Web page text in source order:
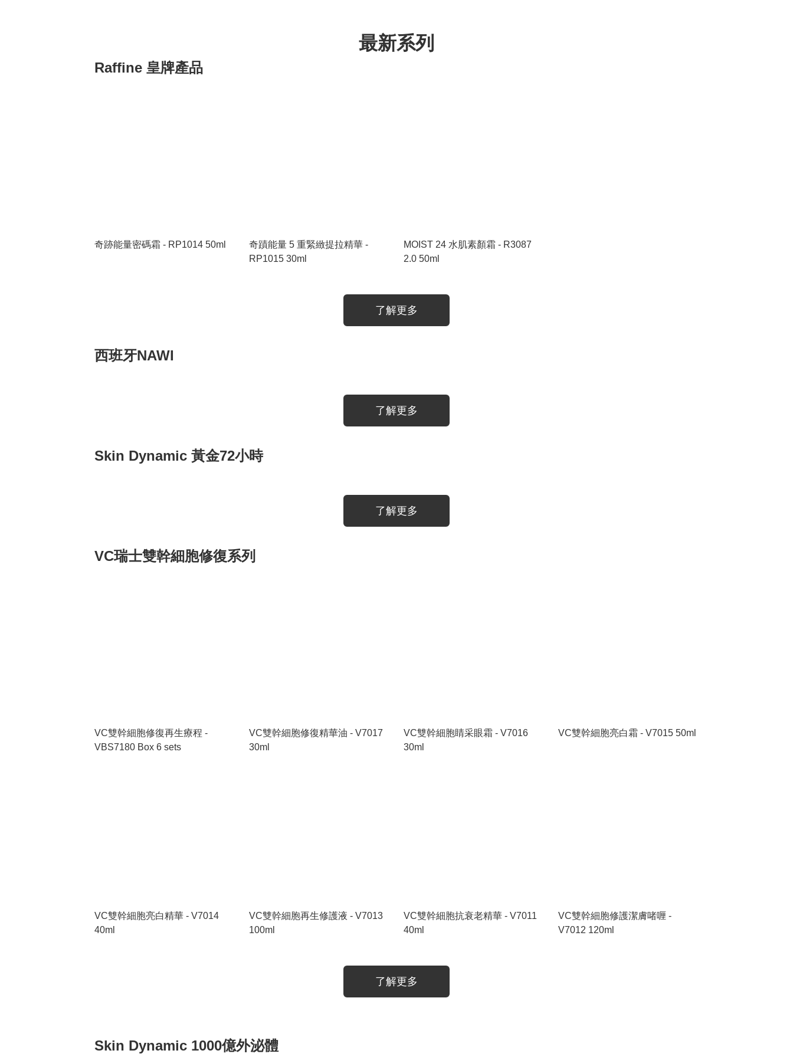
最新系列
Raffine 皇牌產品
奇跡能量密碼霜 - RP1014 50ml
奇蹟能量 5 重緊緻提拉精華 -
RP1015 30ml
MOIST 24 水肌素顏霜 - R3087
2.0 50ml
了解更多
西班牙NAWI
了解更多
Skin Dynamic 黃金72小時
了解更多
VC瑞士雙幹細胞修復系列
VC雙幹細胞修復再生療程 -
VBS7180 Box 6 sets
VC雙幹細胞修復精華油 - V7017
30ml
VC雙幹細胞睛采眼霜 - V7016
30ml
VC雙幹細胞亮白霜 - V7015 50ml
VC雙幹細胞亮白精華 - V7014
40ml
VC雙幹細胞再生修護液 - V7013
100ml
VC雙幹細胞抗衰老精華 - V7011
40ml
VC雙幹細胞修護潔膚啫喱 -
V7012 120ml
了解更多
Skin Dynamic 1000億外泌體